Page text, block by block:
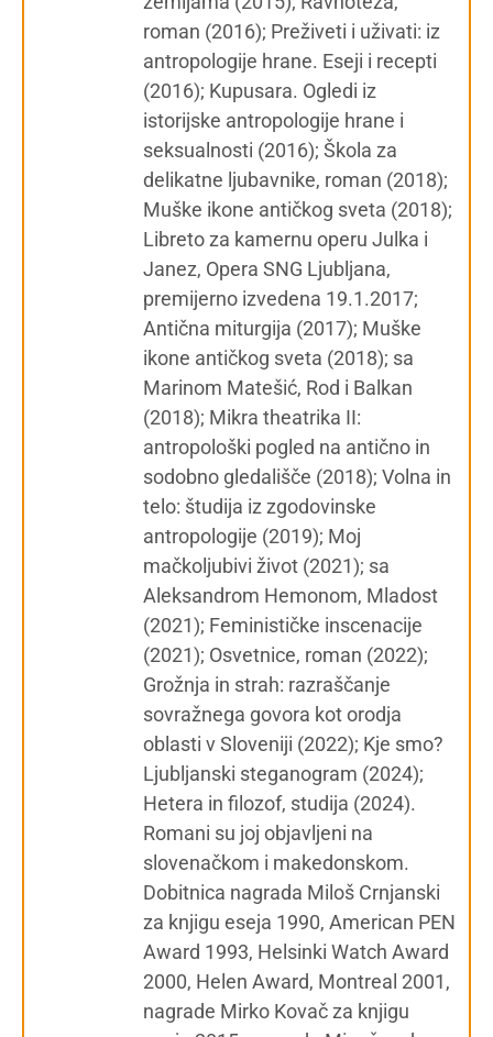
roman (2016); Preživeti i uživati: iz
antropologije hrane. Eseji i recepti
(2016); Kupusara. Ogledi iz
istorijske antropologije hrane i
seksualnosti (2016); Škola za
delikatne ljubavnike, roman (2018);
Muške ikone antičkog sveta (2018);
Libreto za kamernu operu Julka i
Janez, Opera SNG Ljubljana,
premijerno izvedena 19.1.2017;
Antična miturgija (2017); Muške
ikone antičkog sveta (2018); sa
Marinom Matešić, Rod i Balkan
(2018); Mikra theatrika II:
antropološki pogled na antično in
sodobno gledališče (2018); Volna in
telo: študija iz zgodovinske
antropologije (2019); Moj
mačkoljubivi život (2021); sa
Aleksandrom Hemonom, Mladost
(2021); Feminističke inscenacije
(2021); Osvetnice, roman (2022);
Grožnja in strah: razraščanje
sovražnega govora kot orodja
oblasti v Sloveniji (2022); Kje smo?
Ljubljanski steganogram (2024);
Hetera in filozof, studija (2024).
Romani su joj objavljeni na
slovenačkom i makedonskom.
Dobitnica nagrada Miloš Crnjanski
za knjigu eseja 1990, American PEN
Award 1993, Helsinki Watch Award
2000, Helen Award, Montreal 2001,
nagrade Mirko Kovač za knjigu